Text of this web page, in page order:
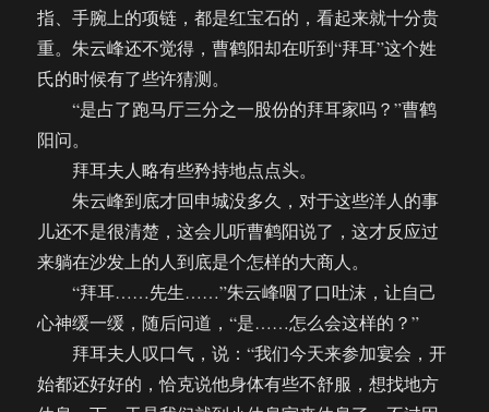
指、手腕上的项链，都是红宝石的，看起来就十分贵
重。朱云峰还不觉得，曹鹤阳却在听到“拜耳”这个姓
氏的时候有了些许猜测。
“是占了跑马厅三分之一股份的拜耳家吗？”曹鹤
阳问。
拜耳夫人略有些矜持地点点头。
朱云峰到底才回申城没多久，对于这些洋人的事
儿还不是很清楚，这会儿听曹鹤阳说了，这才反应过
来躺在沙发上的人到底是个怎样的大商人。
“拜耳……先生……”朱云峰咽了口吐沫，让自己
心神缓一缓，随后问道，“是……怎么会这样的？”
拜耳夫人叹口气，说：“我们今天来参加宴会，开
始都还好好的，恰克说他身体有些不舒服，想找地方